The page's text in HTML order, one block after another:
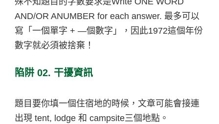
AND/OR ANUMBER for each answer. 最多可以
寫「一個單字 + —個數字」，因此1972這個年份
數字就必須被捨棄！
陷阱 02. 干擾資訊
題目要你填一個住宿地的時候，文章可能會接連
出現 tent, lodge 和 campsite三個地點。